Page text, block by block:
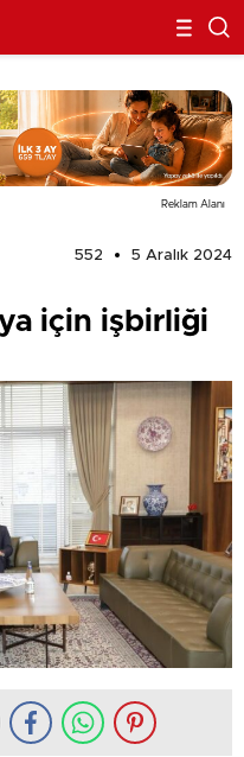
Reklam Alanı
552
5 Aralık 2024
için işbirliği